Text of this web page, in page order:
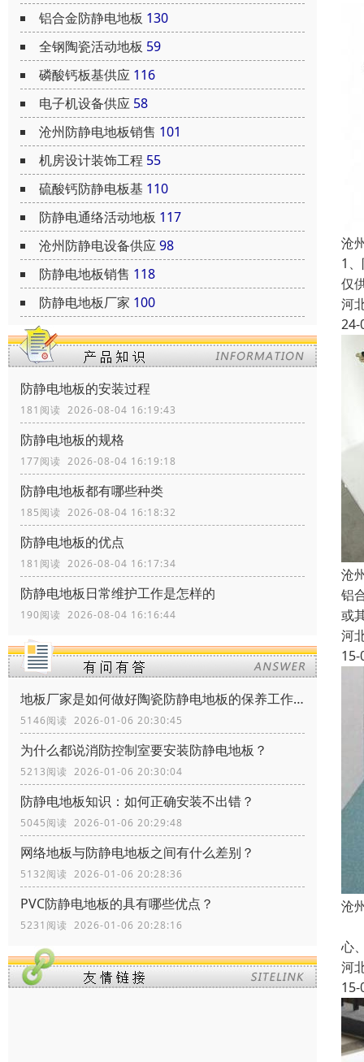
铝合金防静电地板 130
全钢陶瓷活动地板 59
磷酸钙板基供应 116
电子机设备供应 58
沧州防静电地板销售 101
机房设计装饰工程 55
硫酸钙防静电板基 110
防静电通络活动地板 117
沧州防静电设备供应98
防静电地板销售 118
防静电地板厂家 100
防静电地板的安装过程
181阅读 2026-08-04 16:19:43
防静电地板的规格
177阅读 2026-08-04 16:19:18
防静电地板都有哪些种类
185阅读 2026-08-04 16:18:32
防静电地板的优点
181阅读 2026-08-04 16:17:34
防静电地板日常维护工作是怎样的
190阅读 2026-08-04 16:16:44
地板厂家是如何做好陶瓷防静电地板的保养工作？
5146阅读 2026-01-06 20:30:45
为什么都说消防控制室要安装防静电地板？
5213阅读 2026-01-06 20:30:04
防静电地板知识：如何正确安装不出错？
5045阅读 2026-01-06 20:29:48
网络地板与防静电地板之间有什么差别？
5132阅读 2026-01-06 20:28:36
PVC防静电地板的具有哪些优点？
5231阅读 2026-01-06 20:28:16
沧
1
仅
河
24-
沧
铝
或
河
15-
沧
心
河
15-